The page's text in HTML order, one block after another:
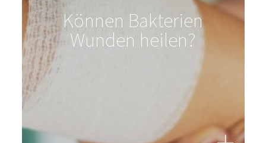
Können Bakterien
Wunden heilen?